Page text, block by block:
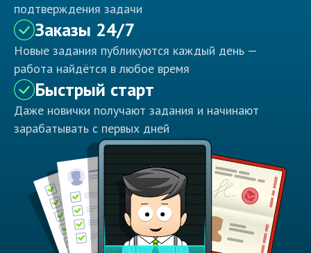
подтверждения задачи
Заказы 24/7
Новые задания публикуются каждый день —
работа найдётся в любое время
Быстрый старт
Даже новички получают задания и начинают
зарабатывать с первых дней